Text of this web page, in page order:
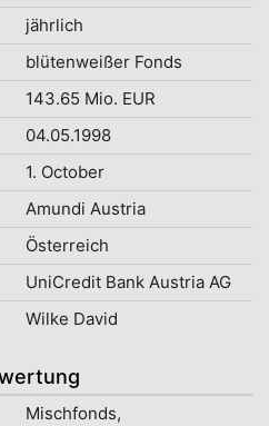
jährlich
blütenweißer Fonds
143.65 Mio. EUR
04.05.1998
1. October
Amundi Austria
Österreich
UniCredit Bank Austria AG
Wilke David
Mischfonds,